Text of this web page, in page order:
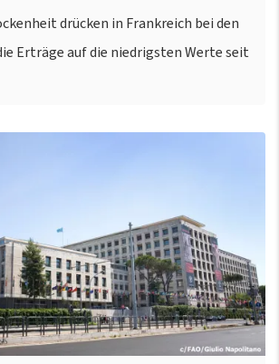
drücken in Frankreich bei den
Erträge auf die niedrigsten Werte seit